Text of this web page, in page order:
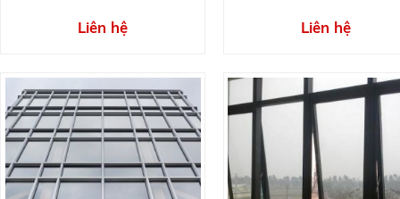
Liên hệ Liên hệ